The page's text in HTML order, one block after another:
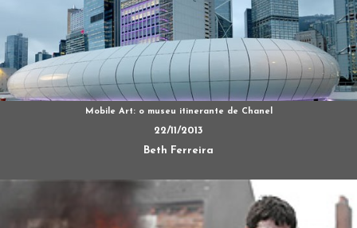
Mobile Art: o museu itinerante de Chanel
22/11/2013
Beth Ferreira